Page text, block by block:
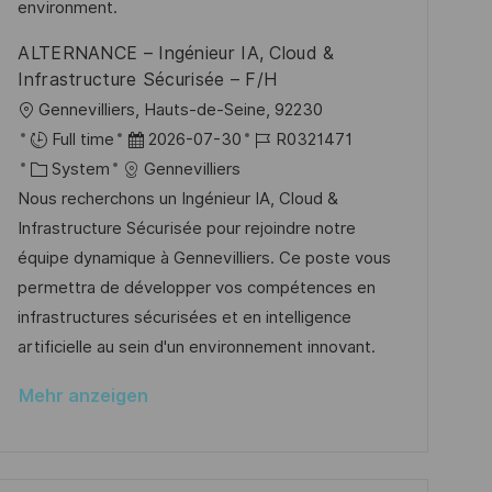
u
n
g
f
e
n
i
c
h
u
n
g
environment.
ALTERNANCE – Ingénieur IA, Cloud &
Infrastructure Sécurisée – F/H
O
r
t
Gennevilliers, Hauts-de-Seine, 92230
Full time
D
a
t
u
m
d
e
r
e
2026-07-30
J
b
-
I
D
R0321471
K
a
t
e
g
o
r
e
System
Gennevilliers
Nous recherchons un Ingénieur IA, Cloud &
Infrastructure Sécurisée pour rejoindre notre
équipe dynamique à Gennevilliers. Ce poste vous
permettra de développer vos compétences en
infrastructures sécurisées et en intelligence
artificielle au sein d'un environnement innovant.
Mehr anzeigen